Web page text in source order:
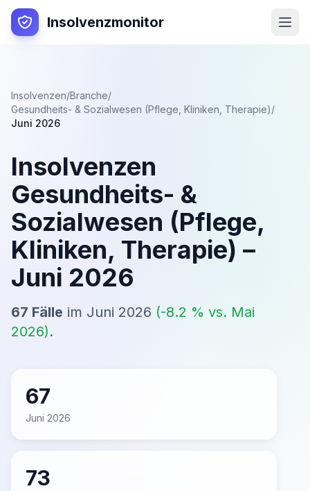
Insolvenzmonitor
Insolvenzen/Branche/
Gesundheits- & Sozialwesen (Pflege, Kliniken, Therapie)/
Juni 2026
Insolvenzen
Gesundheits- &
Sozialwesen (Pflege,
Kliniken, Therapie) –
Juni 2026
67 Fälle im Juni 2026 (-8.2 % vs. Mai
2026).
67
Juni 2026
73